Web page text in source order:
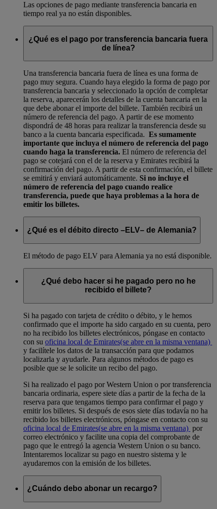
Las opciones de pago mediante transferencia bancaria en
tiempo real ya no están disponibles.
¿Qué es el pago por transferencia bancaria fuera
de línea?
Una transferencia bancaria fuera de línea es una forma de
pago muy segura. Cuando haya elegido la forma de pago por
transferencia bancaria y seleccionado la opción de completar
la reserva, aparecerán los detalles de la cuenta bancaria en la
que debe abonar el importe del billete. También recibirá un
número de referencia del pago. A partir de ese momento
dispondrá de 48 horas para realizar la transferencia desde su
banco a la cuenta bancaria especificada. Es sumamente
importante que incluya el número de referencia del pago
cuando haga la transferencia. El número de referencia del
pago se cotejará con el de la reserva y Emirates recibirá la
confirmación del pago. A partir de esta confirmación, el billete
se emitirá y enviará automáticamente. Si no incluye el
número de referencia del pago cuando realice
transferencia, puede que haya problemas a la hora de
emitir los billetes.
¿Qué es el débito directo –ELV– de Alemania?
El método de pago ELV para Alemania ya no está disponible.
¿Qué debo hacer si he pagado pero no he
recibido el billete?
Si ha pagado con tarjeta de crédito o débito, y le hemos
confirmado que el importe ha sido cargado en su cuenta, pero
no ha recibido los billetes electrónicos, póngase en contacto
con su oficina local de Emirates(se abre en la misma ventana)
y facilítele los datos de la transacción para que podamos
localizarla y ayudarle. Para algunos métodos de pago es
posible que se le solicite un recibo del pago.
Si ha realizado el pago por Western Union o por transferencia
bancaria ordinaria, espere siete días a partir de la fecha de la
reserva para que tengamos tiempo para confirmar el pago y
emitir los billetes. Si después de esos siete días todavía no ha
recibido los billetes electrónicos, póngase en contacto con su
oficina local de Emirates(se abre en la misma ventana) por
correo electrónico y facilite una copia del comprobante de
pago que le entregó la agencia Western Union o su banco.
Intentaremos localizar su pago en nuestro sistema y le
ayudaremos con la emisión de los billetes.
¿Cuándo debo abonar un recargo?